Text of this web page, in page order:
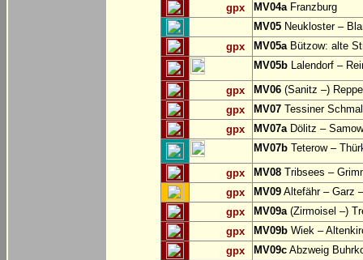
gpx
MV04aFranzburg
MV05 Neukloster –
gpx
MV05aBützow: alte
MV05b Lalendorf –
gpx MV06 (Sanitz –)
gpx
MV07 Tessiner
gpx
MV07aDölitz – Samow
MV07b Teterow –
gpx MV08 Tribsees –
gpx
MV09 Altefähr – Garz
gpx
MV09a(Zirmoisel –)
gpx
MV09b Wiek –
gpx
MV09c Abzweig